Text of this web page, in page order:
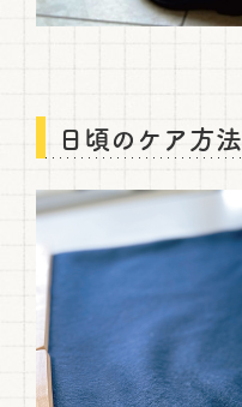
日頃のケア方